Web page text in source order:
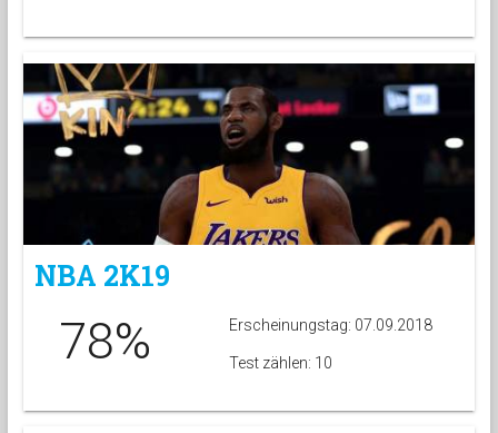
NBA 2K19
78% Erscheinungstag: 07.09.2018
Test zählen: 10